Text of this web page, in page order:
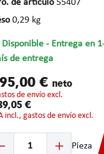
de artículo55407
0,29 kg
Disponible - Entrega en
de entrega
€ neto
de envío excl.
€
incl., gastos de envío excl.
del producto:
Pieza